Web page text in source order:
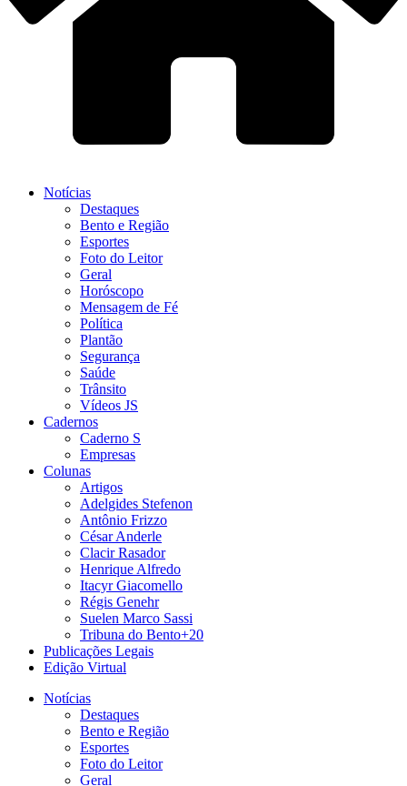
Notícias
Destaques
Bento e Região
Esportes
Foto do Leitor
Geral
Horóscopo
Mensagem de Fé
Política
Plantão
Segurança
Saúde
Trânsito
Vídeos JS
Cadernos
Caderno S
Empresas
Colunas
Artigos
Adelgides Stefenon
Antônio Frizzo
César Anderle
Clacir Rasador
Henrique Alfredo
Itacyr Giacomello
Régis Genehr
Suelen Marco Sassi
Tribuna do Bento+20
Publicações Legais
Edição Virtual
Notícias
Destaques
Bento e Região
Esportes
Foto do Leitor
Geral